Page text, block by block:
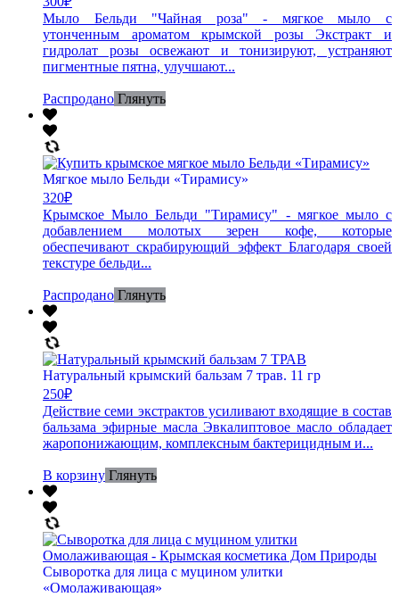
Мыло Бельди "Чайная роза" - мягкое мыло с
утонченным ароматом крымской розы Экстракт и
гидролат розы освежают и тонизируют, устраняют
пигментные пятна, улучшают...
Распродано Глянуть
Мягкое мыло Бельди «Тирамису»
320₽
Крымское Мыло Бельди "Тирамису" - мягкое мыло с
добавлением молотых зерен кофе, которые
обеспечивают скрабирующий эффект Благодаря своей
текстуре бельди...
Распродано Глянуть
Натуральный крымский бальзам 7 трав. 11 гр
250₽
Действие семи экстрактов усиливают входящие в состав
бальзама эфирные масла Эвкалиптовое масло обладает
жаропонижающим, комплексным бактерицидным и...
В корзину Глянуть
Сыворотка для лица с муцином улитки
«Омолаживающая»